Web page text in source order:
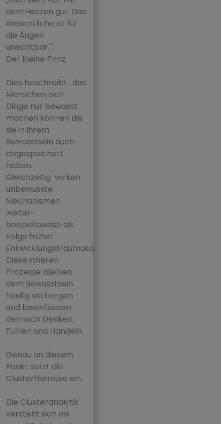
dem Herzen gut. Das
Wesentliche ist für
die Augen
unsichtbar.''
Der kleine Prinz
Dies beschreibt , das
Menschen sich
Dinge nur bewusst
machen können die
sie in ihrem
Bewusstsein auch
abgespeichert
haben.
Gleichzeitig wirken
unbewusste
Mechanismen
weiter-
beispielsweise als
Folge früher
Entwicklungstraumata.
Diese inneren
Prozesse bleiben
dem Bewusstsein
häufig verborgen
und beeinflussen
dennoch Denken,
Fühlen und Handeln.
Genau an diesem
Punkt setzt die
Clustertherapie ein.
Die Clusteranalytik
versteht sich als